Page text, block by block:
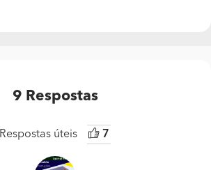
9 Respostas
Respostas úteis 7